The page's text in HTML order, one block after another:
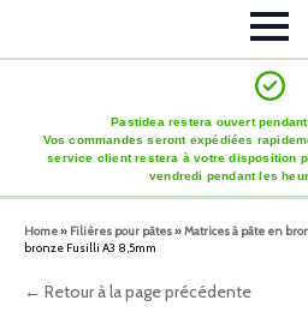
Pastidea restera ouvert
Vos commandes seront expédiées
service client restera à votre disposition
vendredi pendant les
Home» Filières pour pâtes»Matrices à pâte en
bronze Fusilli A3 8,5mm
← Retour à la page précédente